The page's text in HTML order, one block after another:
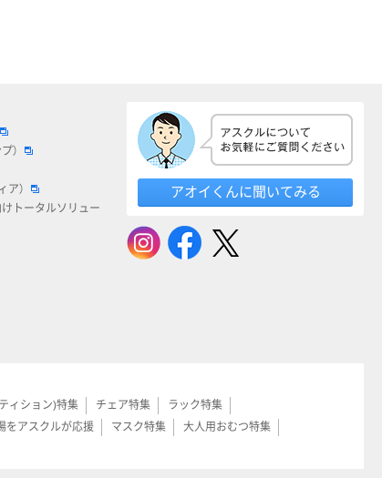
）
ア）
トータルソリュー
アオイくんに聞いてみる
ィション)特集 チェア特集
ラック特集
をアスクルが応援 マスク特集
大人用おむつ特集